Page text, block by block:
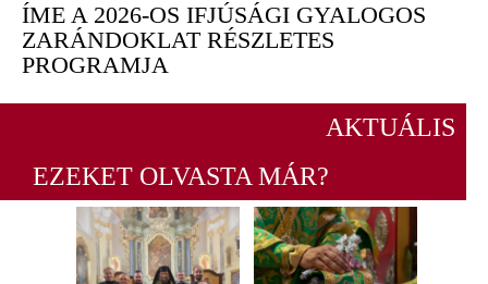
ÍME A 2026-OS IFJÚSÁGI GYALOGOS
ZARÁNDOKLAT RÉSZLETES
PROGRAMJA
AKTUÁLIS
EZEKET OLVASTA MÁR?